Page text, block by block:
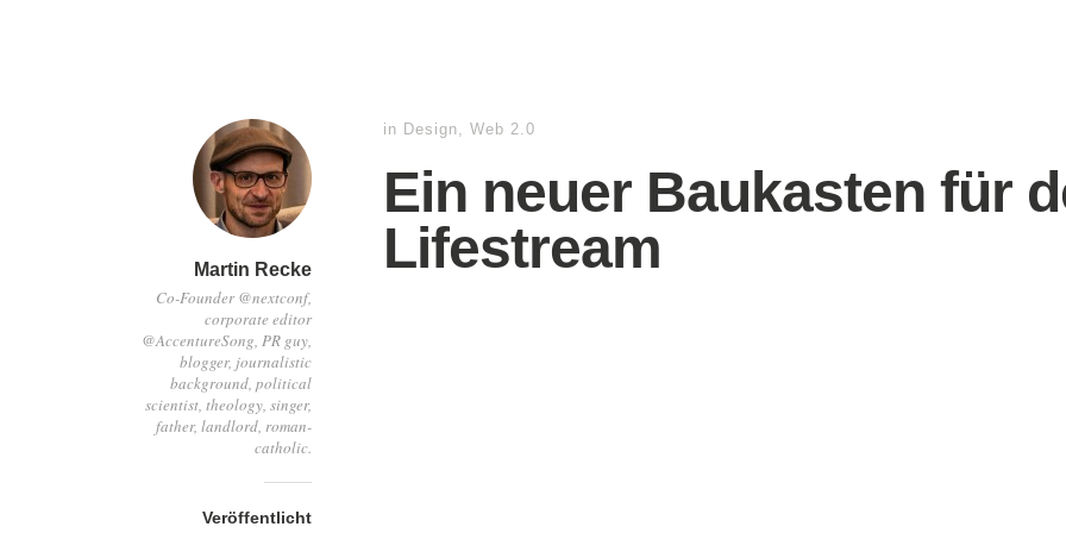
Martin Recke
Co-Founder @nextconf,
corporate editor
@AccentureSong, PR guy,
blogger, journalistic
background, political
scientist, theology, singer,
father, landlord, roman-
catholic.
Veröffentlicht
in Design, Web 2.0
Ein neuer Baukasten für
Lifestream